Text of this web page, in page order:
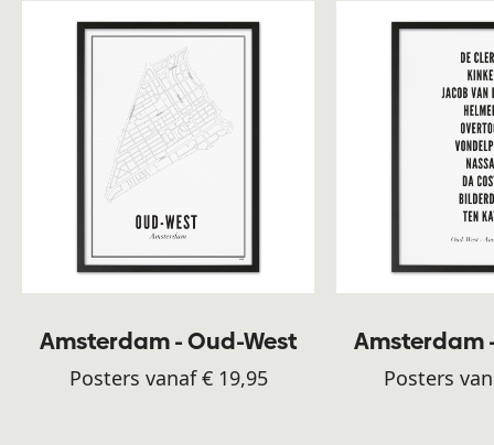
Amsterdam - Oud-West
Posters vanaf € 19,95
Amsterdam
Posters